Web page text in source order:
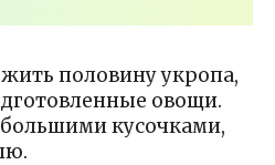
половину укропа,
овощи.
кусочками,